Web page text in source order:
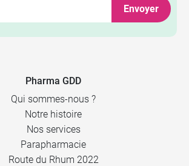
Envoyer
Pharma GDD
Qui sommes-nous ?
Notre histoire
Nos services
Parapharmacie
Route du Rhum 2022